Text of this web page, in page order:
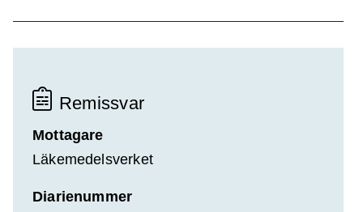
Remissvar
Mottagare
Läkemedelsverket
Diarienummer